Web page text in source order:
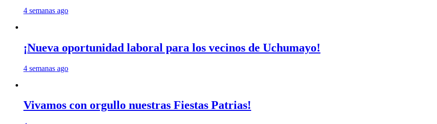
4 semanas ago
¡Nueva oportunidad laboral para los vecinos de Uchumayo!
4 semanas ago
Vivamos con orgullo nuestras Fiestas Patrias!